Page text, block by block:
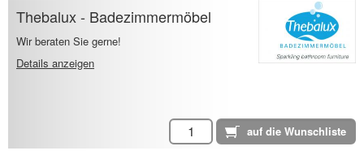
Thebalux - Badezimmermöbel
Wir beraten Sie gerne!
Details anzeigen